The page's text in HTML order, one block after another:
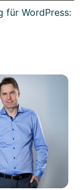
für WordPress: